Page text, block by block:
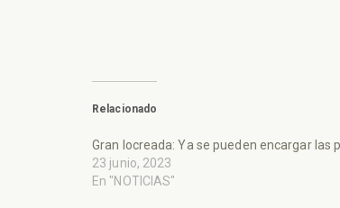
Relacionado
Gran locreada: Ya se pueden encargar las
23 junio, 2023
En "NOTICIAS"